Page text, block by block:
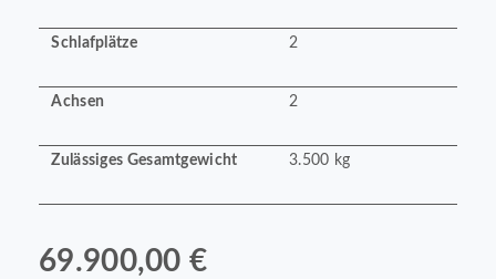
Schlafplätze 2
Achsen 2
Zulässiges Gesamtgewicht 3.500 kg
69.900,00 €